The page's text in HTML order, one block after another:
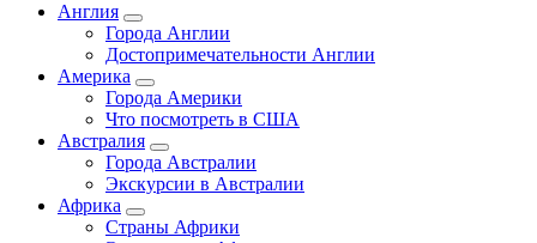
Англия
Города Англии
Достопримечательности Англии
Америка
Города Америки
Что посмотреть в США
Австралия
Города Австралии
Экскурсии в Австралии
Африка
Страны Африки